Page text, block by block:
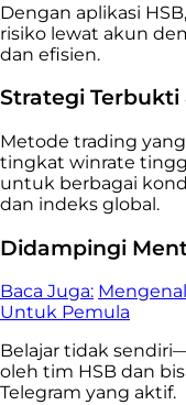
Dengan aplikasi
risiko lewat akun
dan efisien.
Strategi Terbukti
Metode trading
tingkat winrate
untuk berbagai
dan indeks global.
Didampingi
Baca Juga:
Untuk Pemula
Belajar tidak
oleh tim HSB dan
Telegram yang aktif.